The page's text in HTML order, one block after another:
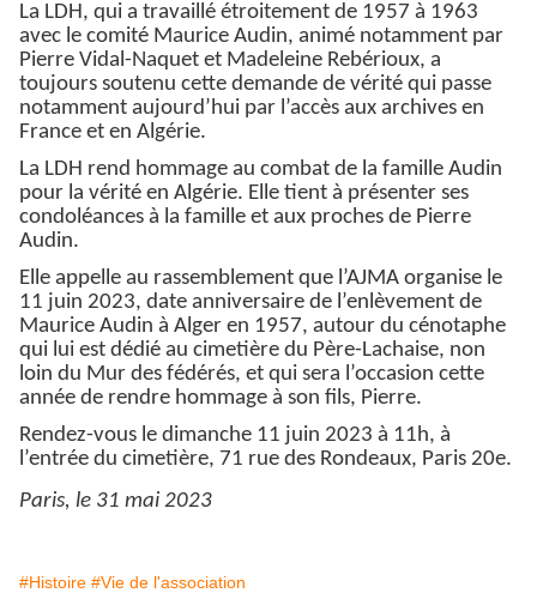
La LDH, qui a travaillé étroitement de 1957 à 1963
avec le comité Maurice Audin, animé notamment par
Pierre Vidal-Naquet et Madeleine Rebérioux, a
toujours soutenu cette demande de vérité qui passe
notamment aujourd’hui par l’accès aux archives en
France et en Algérie.
La LDH rend hommage au combat de la famille Audin
pour la vérité en Algérie. Elle tient à présenter ses
condoléances à la famille et aux proches de Pierre
Audin.
Elle appelle au rassemblement que l’AJMA organise le
11 juin 2023, date anniversaire de l’enlèvement de
Maurice Audin à Alger en 1957, autour du cénotaphe
qui lui est dédié au cimetière du Père-Lachaise, non
loin du Mur des fédérés, et qui sera l’occasion cette
année de rendre hommage à son fils, Pierre.
Rendez-vous le dimanche 11 juin 2023 à 11h, à
l’entrée du cimetière, 71 rue des Rondeaux, Paris 20e.
Paris, le 31 mai 2023
#Histoire #Vie de l'association